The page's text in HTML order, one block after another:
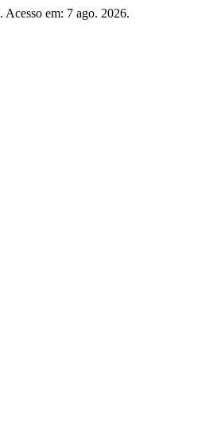
. Acesso em: 7 ago. 2026.